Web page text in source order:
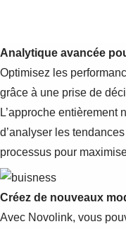
Analytique avancée
Optimisez les
grâce à une prise de
L’approche entièrement
d’analyser les
processus pour
Créez de nouveaux
Avec Novolink, vous